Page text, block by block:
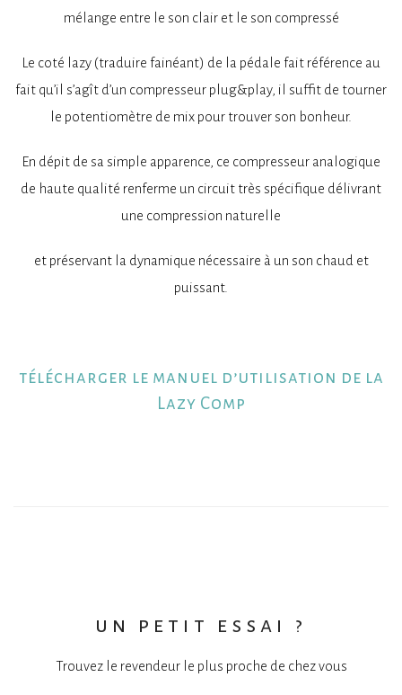
mélange entre le son clair et le son compressé
Le coté lazy (traduire fainéant) de la pédale fait référence au
fait qu’il s’agît d’un compresseur plug&play, il suffit de tourner
le potentiomètre de mix pour trouver son bonheur.
En dépit de sa simple apparence, ce compresseur analogique
de haute qualité renferme un circuit très spécifique délivrant
une compression naturelle
et préservant la dynamique nécessaire à un son chaud et
puissant.
télécharger le manuel d’utilisation de la
Lazy Comp
un petit essai ?
Trouvez le revendeur le plus proche de chez vous